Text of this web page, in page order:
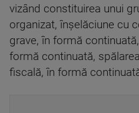
vizând constituirea unui
organizat, înșelăciune cu
grave, în formă
formă continuată,
fiscală, în formă